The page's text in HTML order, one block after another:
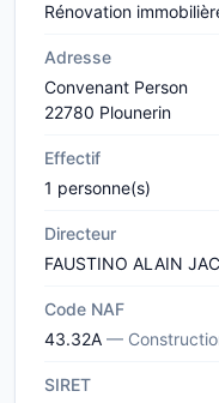
Rénovation
Adresse
Convenant Person
22780 Plounerin
Effectif
1 personne(s)
Directeur
FAUSTINO ALAIN
Code NAF
43.32A —
SIRET